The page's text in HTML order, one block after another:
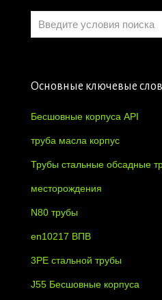
Основные ключевые
Бесшовные корпуса API
труба масла корпус
Трубы стальные обсадные
месторождения
N80 трубы
en10217 ВПВ
3PE стальной трубы
J55 Бесшовные корпуса